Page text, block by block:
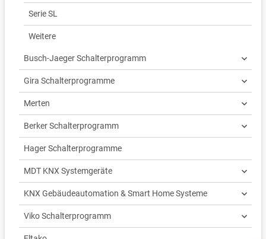
Serie SL
Weitere
Busch-Jaeger Schalterprogramm
Gira Schalterprogramme
Merten
Berker Schalterprogramm
Hager Schalterprogramme
MDT KNX Systemgeräte
KNX Gebäudeautomation & Smart Home Systeme
Viko Schalterprogramm